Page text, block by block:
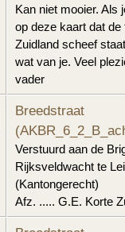
Kan niet mooier. Als
op deze kaart dat de
Zuidland scheef
wat van je. Veel
vader
Breedstraat
Verstuurd aan de
Rijksveldwacht te
(Kantongerecht)
Afz. ..... G.E. Korte